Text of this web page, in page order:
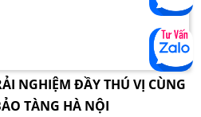
NGHIỆM ĐẦY THÚ VỊ CÙNG
TÀNG HÀ NỘI